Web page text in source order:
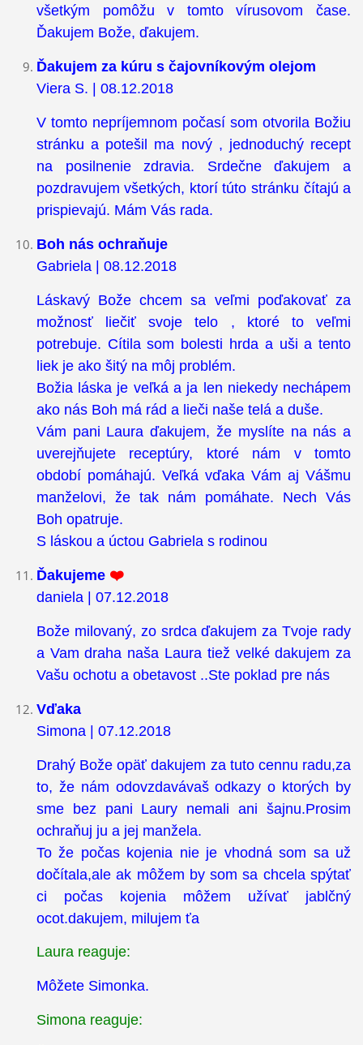
všetkým pomôžu v tomto vírusovom čase.
Ďakujem Bože, ďakujem.
Ďakujem za kúru s čajovníkovým olejom
Viera S. | 08.12.2018
V tomto nepríjemnom počasí som otvorila Božiu
stránku a potešil ma nový , jednoduchý recept
na posilnenie zdravia. Srdečne ďakujem a
pozdravujem všetkých, ktorí túto stránku čítajú a
prispievajú. Mám Vás rada.
Boh nás ochraňuje
Gabriela | 08.12.2018
Láskavý Bože chcem sa veľmi poďakovať za
možnosť liečiť svoje telo , ktoré to veľmi
potrebuje. Cítila som bolesti hrda a uši a tento
liek je ako šitý na môj problém.
Božia láska je veľká a ja len niekedy nechápem
ako nás Boh má rád a lieči naše telá a duše.
Vám pani Laura ďakujem, že myslíte na nás a
uverejňujete receptúry, ktoré nám v tomto
období pomáhajú. Veľká vďaka Vám aj Vášmu
manželovi, že tak nám pomáhate. Nech Vás
Boh opatruje.
S láskou a úctou Gabriela s rodinou
Ďakujeme ❤️
daniela | 07.12.2018
Bože milovaný, zo srdca ďakujem za Tvoje rady
a Vam draha naša Laura tiež velké dakujem za
Vašu ochotu a obetavost ..Ste poklad pre nás
Vďaka
Simona | 07.12.2018
Drahý Bože opäť dakujem za tuto cennu radu,za
to, že nám odovzdavávaš odkazy o ktorých by
sme bez pani Laury nemali ani šajnu.Prosim
ochraňuj ju a jej manžela.
To že počas kojenia nie je vhodná som sa už
dočítala,ale ak môžem by som sa chcela spýtať
ci počas kojenia môžem užívať jablčný
ocot.dakujem, milujem ťa
Laura reaguje:
Môžete Simonka.
Simona reaguje: